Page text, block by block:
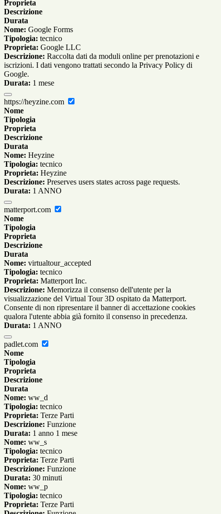
Proprieta
Descrizione
Durata
Nome: Google Forms
Tipologia: tecnico
Proprieta: Google LLC
Descrizione: Raccolta dati da moduli online per prenotazioni e
iscrizioni. I dati vengono trattati secondo la Privacy Policy di
Google.
Durata: 1 mese
https://heyzine.com
Nome
Tipologia
Proprieta
Descrizione
Durata
Nome: Heyzine
Tipologia: tecnico
Proprieta: Heyzine
Descrizione: Preserves users states across page requests.
Durata: 1 ANNO
matterport.com
Nome
Tipologia
Proprieta
Descrizione
Durata
Nome: virtualtour_accepted
Tipologia: tecnico
Proprieta: Matterport Inc.
Descrizione: Memorizza il consenso dell'utente per la
visualizzazione del Virtual Tour 3D ospitato da Matterport.
Consente di non ripresentare il banner di accettazione cookies
qualora l'utente abbia già fornito il consenso in precedenza.
Durata: 1 ANNO
padlet.com
Nome
Tipologia
Proprieta
Descrizione
Durata
Nome: ww_d
Tipologia: tecnico
Proprieta: Terze Parti
Descrizione: Funzione
Durata: 1 anno 1 mese
Nome: ww_s
Tipologia: tecnico
Proprieta: Terze Parti
Descrizione: Funzione
Durata: 30 minuti
Nome: ww_p
Tipologia: tecnico
Proprieta: Terze Parti